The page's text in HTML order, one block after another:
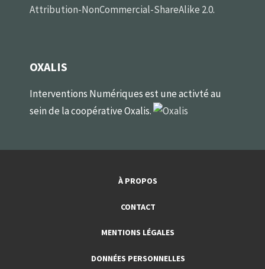
Attribution-NonCommercial-ShareAlike 2.0.
OXALIS
Interventions Numériques est une activté au
sein de la coopérative Oxalis.
À PROPOS
CONTACT
MENTIONS LÉGALES
DONNÉES PERSONNELLES